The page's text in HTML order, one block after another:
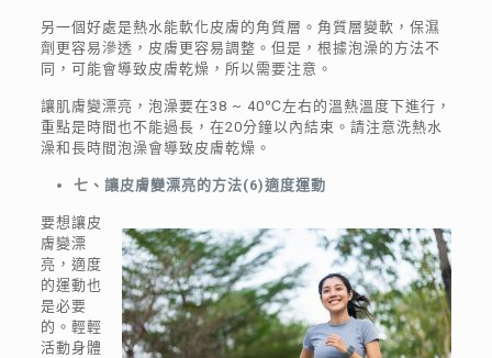
另一個好處是熱水能軟化皮膚的角質層。角質層變軟，保濕
劑更容易滲透，皮膚更容易調整。但是，根據泡澡的方法不
同，可能會導致皮膚乾燥，所以需要注意。
讓肌膚變漂亮，泡澡要在38 ~ 40℃左右的溫熱溫度下進行，
重點是時間也不能過長，在20分鐘以內結束。請注意洗熱水
澡和長時間泡澡會導致皮膚乾燥。
七、讓皮膚變漂亮的方法(6)適度運動
要想讓皮
膚變漂
亮，適度
的運動也
是必要
的。輕輕
活動身體